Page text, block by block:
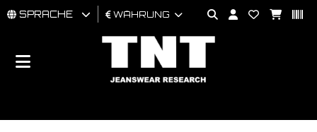
MÄNNER
BRAND
SPRACHE WÄHRUNG